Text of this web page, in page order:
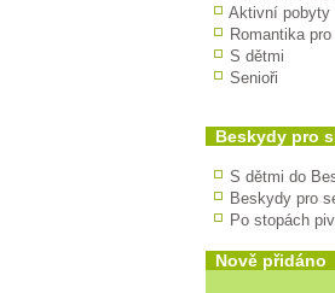
Aktivní pobyty
Romantika
S dětmi
Senioři
Beskydy pro
S dětmi do
Beskydy pro
Po stopách
Nově přidáno